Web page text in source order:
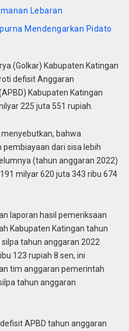
Lebaran
Mendengarkan Pidato
(Golkar) Kabupaten Katingan
defisit Anggaran
Kabupaten Katingan
225 juta 551 rupiah.
bahwa
dari sisa lebih
(tahun anggaran 2022)
milyar 620 juta 343 ribu 674
laporan hasil pemeriksaan
Kabupaten Katingan tahun
tahun anggaran 2022
123 rupiah 8 sen, ini
tim anggaran pemerintah
tahun anggaran
APBD tahun anggaran